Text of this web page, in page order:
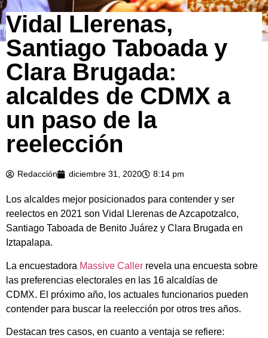
Vidal Llerenas,
Santiago Taboada y
Clara Brugada:
alcaldes de CDMX a
un paso de la
reelección
Redacción diciembre 31, 2020 8:14 pm
Los alcaldes mejor posicionados para contender y ser
reelectos en 2021 son Vidal Llerenas de Azcapotzalco,
Santiago Taboada de Benito Juárez y Clara Brugada en
Iztapalapa.
La encuestadora Massive Caller revela una encuesta sobre
las preferencias electorales en las 16 alcaldías de
CDMX. El próximo año, los actuales funcionarios pueden
contender para buscar la reelección por otros tres años.
Destacan tres casos, en cuanto a ventaja se refiere: